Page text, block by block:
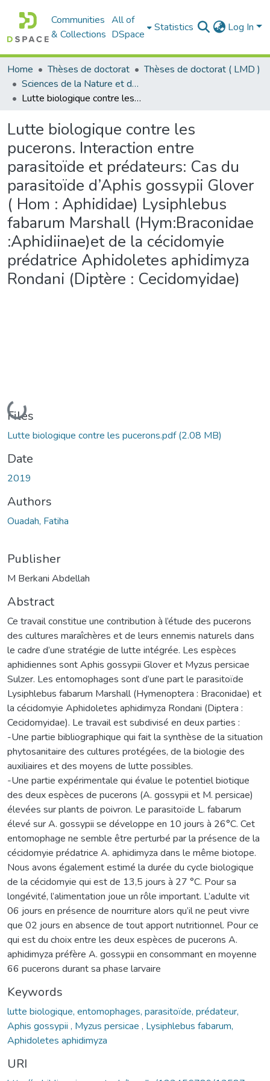
Communities
& Collections
All of
DSpace
Statistics Log In
Home Thèses de doctorat
Thèses de doctorat ( LMD )
Sciences de la Nature et de la Vie - علوم الطبيعة و الحياة
Lutte biologique contre les pucerons. Interaction entre parasitoïde et prédateurs: Cas du parasitoïde d’Aphis gossypii Glover ( Hom : Aphididae) Lysiphlebus fabarum Marshall (Hym:Braconidae :Aphidiinae)et de la cécidomyie prédatrice Aphidoletes aphidimyza Rondani (Diptère : Cecidomyidae)
Lutte biologique contre les
pucerons. Interaction entre
parasitoïde et prédateurs: Cas du
parasitoïde d’Aphis gossypii Glover
( Hom : Aphididae) Lysiphlebus
fabarum Marshall (Hym:Braconidae
:Aphidiinae)et de la cécidomyie
prédatrice Aphidoletes aphidimyza
Rondani (Diptère : Cecidomyidae)
Loading...
Files
Lutte biologique contre les pucerons.pdf(2.08 MB)
Date
2019
Authors
Ouadah, Fatiha
Publisher
M Berkani Abdellah
Abstract
Ce travail constitue une contribution à l’étude des pucerons
des cultures maraîchères et de leurs ennemis naturels dans
le cadre d’une stratégie de lutte intégrée. Les espèces
aphidiennes sont Aphis gossypii Glover et Myzus persicae
Sulzer. Les entomophages sont d’une part le parasitoïde
Lysiphlebus fabarum Marshall (Hymenoptera : Braconidae) et
la cécidomyie Aphidoletes aphidimyza Rondani (Diptera :
Cecidomyidae). Le travail est subdivisé en deux parties :
-Une partie bibliographique qui fait la synthèse de la situation
phytosanitaire des cultures protégées, de la biologie des
auxiliaires et des moyens de lutte possibles.
-Une partie expérimentale qui évalue le potentiel biotique
des deux espèces de pucerons (A. gossypii et M. persicae)
élevées sur plants de poivron. Le parasitoïde L. fabarum
élevé sur A. gossypii se développe en 10 jours à 26°C. Cet
entomophage ne semble être perturbé par la présence de la
cécidomyie prédatrice A. aphidimyza dans le même biotope.
Nous avons également estimé la durée du cycle biologique
de la cécidomyie qui est de 13,5 jours à 27 °C. Pour sa
longévité, l’alimentation joue un rôle important. L’adulte vit
06 jours en présence de nourriture alors qu’il ne peut vivre
que 02 jours en absence de tout apport nutritionnel. Pour ce
qui est du choix entre les deux espèces de pucerons A.
aphidimyza préfère A. gossypii en consommant en moyenne
66 pucerons durant sa phase larvaire
Keywords
lutte biologique, entomophages, parasitoïde, prédateur,
Aphis gossypii , Myzus persicae , Lysiphlebus fabarum,
Aphidoletes aphidimyza
URI